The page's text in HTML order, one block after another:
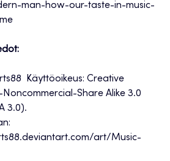
man-how-our-taste-in-music-
Käyttöoikeus: Creative
Share Alike 3.0
3.0).
art/Music-